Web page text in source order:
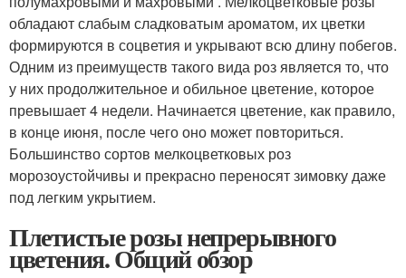
обладают слабым сладковатым ароматом, их цветки
формируются в соцветия и укрывают всю длину побегов.
Одним из преимуществ такого вида роз является то, что
у них продолжительное и обильное цветение, которое
превышает 4 недели. Начинается цветение, как правило,
в конце июня, после чего оно может повториться.
Большинство сортов мелкоцветковых роз
морозоустойчивы и прекрасно переносят зимовку даже
под легким укрытием.
Плетистые розы непрерывного
цветения. Общий обзор